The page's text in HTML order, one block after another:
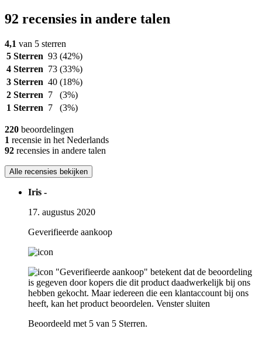
92 recensies in andere talen
4,1 van 5 sterren
5 Sterren 93 (42%)
4 Sterren 73 (33%)
3 Sterren 40 (18%)
2 Sterren 7
(3%)
1 Sterren 7 (3%)
220 beoordelingen
1 recensie in het Nederlands
92 recensies in andere talen
Alle recensies bekijken
Iris -
17. augustus 2020
Geverifieerde aankoop
"Geverifieerde aankoop" betekent dat de beoordeling
is gegeven door kopers die dit product daadwerkelijk bij ons
hebben gekocht. Maar iedereen die een klantaccount bij ons
heeft, kan het product beoordelen. Venster sluiten
Beoordeeld met 5 van 5 Sterren.